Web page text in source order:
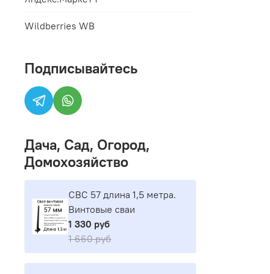
Wildberries WB
Подписывайтесь
Дача, Сад, Огород,
Домохозяйство
СВС 57 длина 1,5 метра.
Винтовые сваи
1 330 руб
1 660 руб